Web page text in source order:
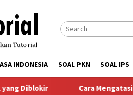
INDONESIA SOAL PKN SOAL IPS
Diblokir Cara Mengatasi